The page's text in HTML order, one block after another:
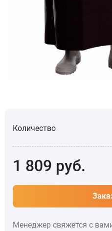
Количество
1 809 руб.
Менеджер свяжется с